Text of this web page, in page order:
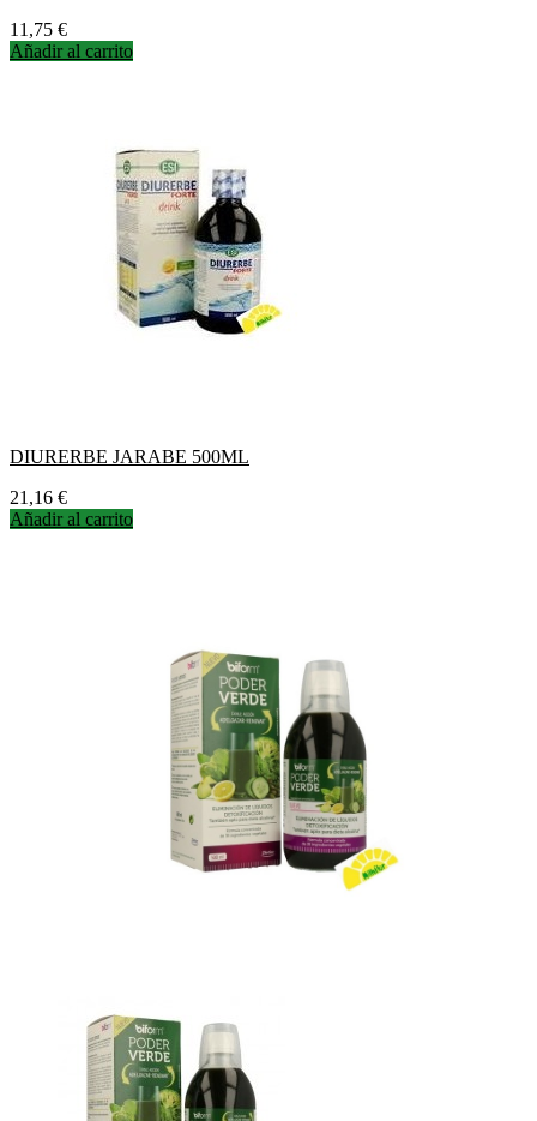
Precio
11,75 €
Añadir al carrito
DIURERBE JARABE 500ML
Precio
21,16 €
Añadir al carrito